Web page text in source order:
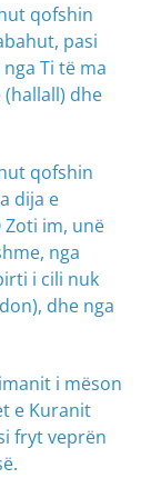
qofshin
pasi
Ti të ma
dhe
qofshin
dija e
Zoti im, unë
nga
i cili nuk
dhe nga
i mëson
e Kuranit
fryt veprën